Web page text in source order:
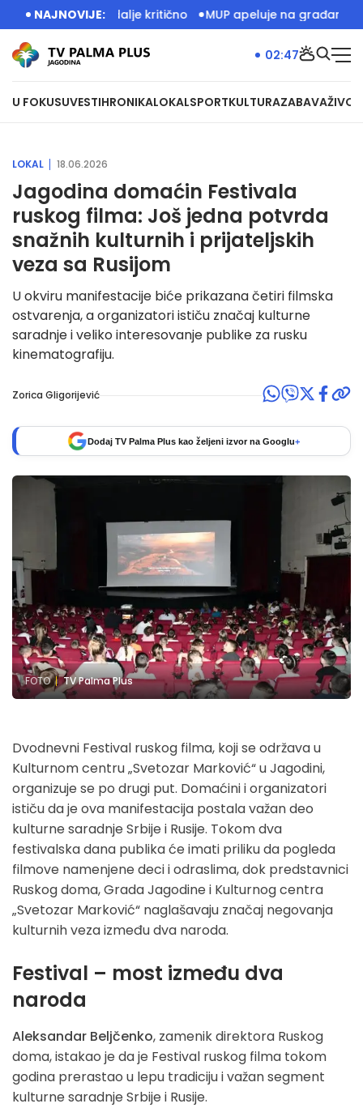
NAJNOVIJE:
i dalje kritično MUP apeluje na građane da budu
U FOKUSUVESTIHRONIKALOKALSPORTKULTURAZABAVAŽIVOT
02:47
LOKAL 18.06.2026
Jagodina domaćin Festivala
ruskog filma: Još jedna potvrda
snažnih kulturnih i prijateljskih
veza sa Rusijom
U okviru manifestacije biće prikazana četiri filmska
ostvarenja, a organizatori ističu značaj kulturne
saradnje i veliko interesovanje publike za rusku
kinematografiju.
Zorica Gligorijević
Dodaj TV Palma Plus kao željeni izvor na Googlu+
FOTO TV Palma Plus
Dvodnevni Festival ruskog filma, koji se održava u
Kulturnom centru „Svetozar Marković“ u Jagodini,
organizuje se po drugi put. Domaćini i organizatori
ističu da je ova manifestacija postala važan deo
kulturne saradnje Srbije i Rusije. Tokom dva
festivalska dana publika će imati priliku da pogleda
filmove namenjene deci i odraslima, dok predstavnici
Ruskog doma, Grada Jagodine i Kulturnog centra
„Svetozar Marković“ naglašavaju značaj negovanja
kulturnih veza između dva naroda.
Festival – most između dva
naroda
Aleksandar Beljčenko, zamenik direktora Ruskog
doma, istakao je da je Festival ruskog filma tokom
godina prerastao u lepu tradiciju i važan segment
kulturne saradnje Srbije i Rusije.